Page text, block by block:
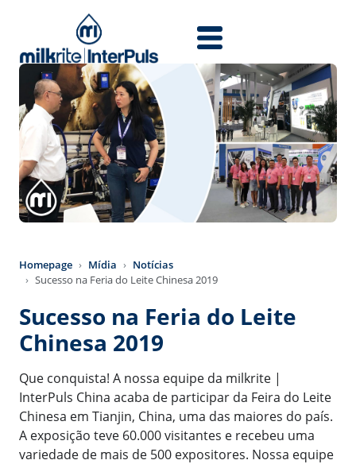
Homepage Mídia
Notícias
Sucesso na Feria do Leite Chinesa 2019
Sucesso na Feria do Leite
Chinesa 2019
Que conquista! A nossa equipe da milkrite |
InterPuls China acaba de participar da Feira do Leite
Chinesa em Tianjin, China, uma das maiores do país.
A exposição teve 60.000 visitantes e recebeu uma
variedade de mais de 500 expositores. Nossa equipe